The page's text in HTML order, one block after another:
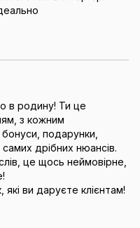
в родину! Ти це
з кожним
подарунки,
дрібних нюансів.
це щось неймовірне,
ви даруєте клієнтам!